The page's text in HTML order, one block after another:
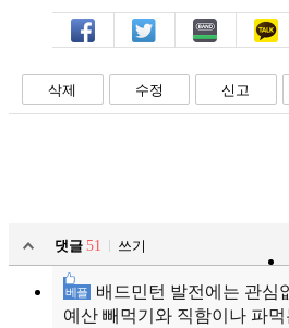
페북 트윗 밴드 카톡
삭제 수정 신고
댓글 51
쓰기
베플
배드민턴 발전에는 관심
예산 빼먹기와 직함이나 파